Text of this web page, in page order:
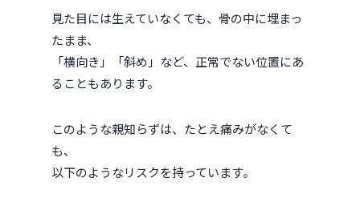
見た目には生えていなくても、骨の中に埋まっ
たまま、
「横向き」「斜め」など、正常でない位置にあ
ることもあります。
このような親知らずは、たとえ痛みがなくて
も、
以下のようなリスクを持っています。